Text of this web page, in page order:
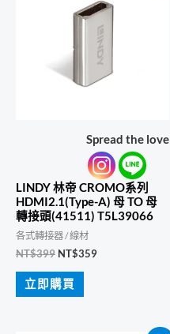
Spread the love
LINDY 林帝 CROMO系列
HDMI2.1(Type-A) 母 TO 母
轉接頭(41511) T5L39066
各式轉接器 / 線材
NT$399 原
價
格：
NT$359目
立即購買